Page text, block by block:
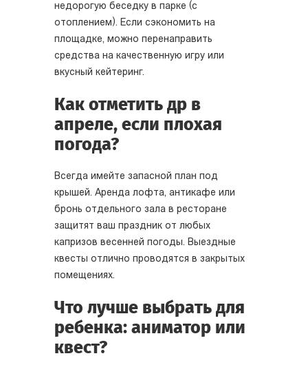
недорогую беседку в парке (с
отоплением). Если сэкономить на
площадке, можно перенаправить
средства на качественную игру или
вкусный кейтеринг.
Как отметить др в
апреле, если плохая
погода?
Всегда имейте запасной план под
крышей. Аренда лофта, антикафе или
бронь отдельного зала в ресторане
защитят ваш праздник от любых
капризов весенней погоды. Выездные
квесты отлично проводятся в закрытых
помещениях.
Что лучше выбрать для
ребенка: аниматор или
квест?